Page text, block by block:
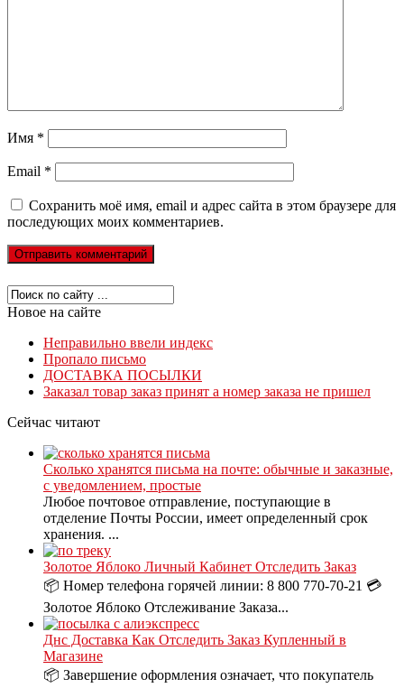
Имя *
Email *
Сохранить моё имя, email и адрес сайта в этом браузере для
последующих моих комментариев.
Новое на сайте
Неправильно ввели индекс
Пропало письмо
ДОСТАВКА ПОСЫЛКИ
Заказал товар заказ принят а номер заказа не пришел
Сейчас читают
Сколько хранятся письма на почте: обычные и заказные,
с уведомлением, простые
Любое почтовое отправление, поступающие в
отделение Почты России, имеет определенный срок
хранения. ...
Золотое Яблоко Личный Кабинет Отследить Заказ
📦 Номер телефона горячей линии: 8 800 770-70-21 💳
Золотое Яблоко Отслеживание Заказа...
Днс Доставка Как Отследить Заказ Купленный в
Магазине
📦 Завершение оформления означает, что покупатель